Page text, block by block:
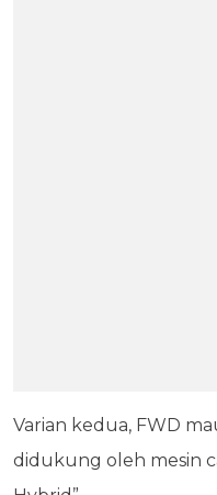
Varian kedua, FWD
didukung oleh mesin